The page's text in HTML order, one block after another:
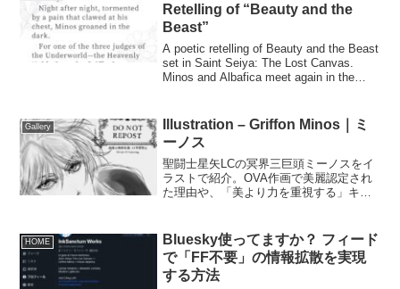
Retelling of “Beauty and the
Beast”
A poetic retelling of Beauty and the Beast
set in Saint Seiya: The Lost Canvas.
Minos and Albafica meet again in the
Gallery
Illustration – Griffon Minos｜ミ
ーノス
聖闘士星矢LCの冥界三巨頭ミーノスをイ
ラストで紹介。OVA作画で美麗認定され
た理由や、「美より力を重視する」キャ
HOME
Bluesky使ってますか？ フィード
で「FF不要」の情報拡散を実現
する方法